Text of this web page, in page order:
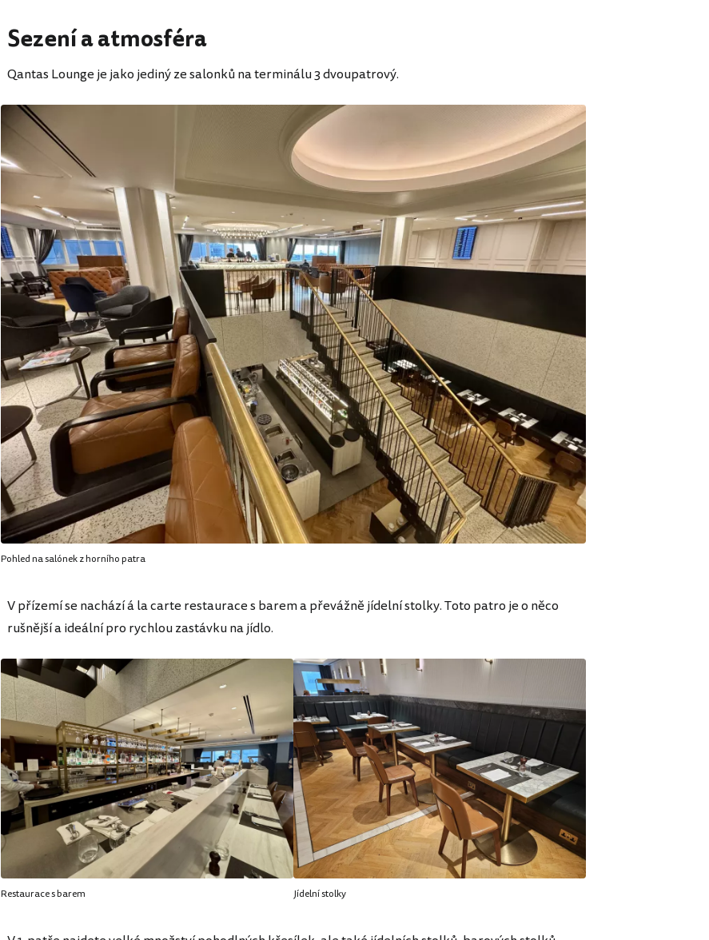
Sezení a atmosféra
Qantas Lounge je jako jediný ze salonků na terminálu 3 dvoupatrový.
Pohled na salónek z horního patra
V přízemí se nachází á la carte restaurace s barem a převážně jídelní stolky. Toto patro je o něco
rušnější a ideální pro rychlou zastávku na jídlo.
Restaurace s barem Jídelní stolky